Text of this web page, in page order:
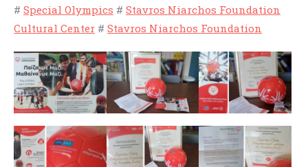
# Special Olympics # Stavros Niarchos Foundation
Cultural Center # Stavros Niarchos Foundation